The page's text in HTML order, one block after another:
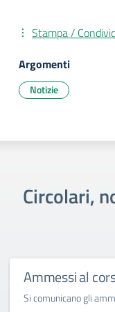
Stampa /
Argomenti
Notizie
Circolari,
Ammessi al
Si comunicano gli